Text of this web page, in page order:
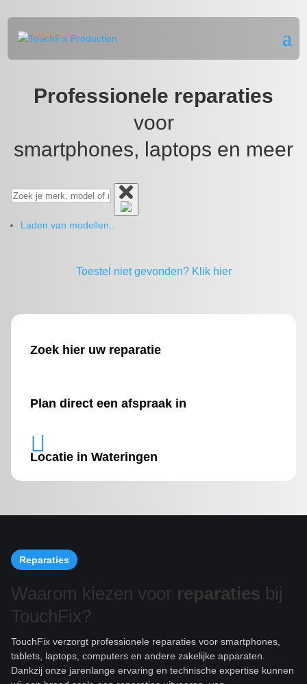
Professionele reparaties
voor
smartphones, laptops en meer
Laden van modellen..
Toestel niet gevonden? Klik hier
Zoek hier uw reparatie
Plan direct een afspraak in

Locatie in Wateringen
Reparaties
Waarom kiezen voor reparaties bij
TouchFix?
TouchFix verzorgt professionele reparaties voor smartphones,
tablets, laptops, computers en andere zakelijke apparaten.
Dankzij onze jarenlange ervaring en technische expertise kunnen